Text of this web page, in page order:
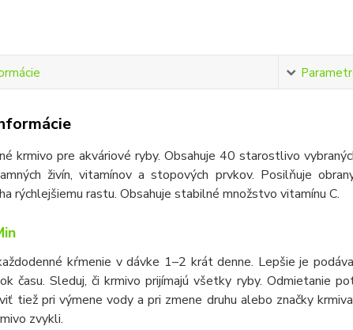
krmivo pre akváriové ryby. Obsahuje 40 starostlivo
živín, vitamínov a stopových prvkov. Posilňuje
rýchlejšiemu rastu. Obsahuje stabilné množstvo vitamínu C.
kŕmenie v dávke 1–2 krát denne. Lepšie je
času. Sleduj, či krmivo prijímajú všetky ryby. Odmietanie
tiež pri výmene vody a pri zmene druhu alebo značky
zvykli.